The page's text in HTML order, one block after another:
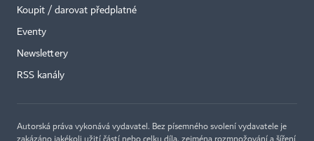
Koupit / darovat předplatné
Eventy
Newslettery
RSS kanály
Autorská práva vykonává vydavatel. Bez písemného svolení vydavatele je